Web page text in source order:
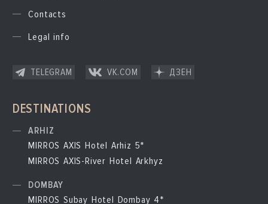
Contacts
Legal info
TELEGRAM VK.COM ДЗЕН
DESTINATIONS
ARHIZ
MIRROS AXIS Hotel Arhiz 5*
MIRROS AXIS-River Hotel Arkhyz
DOMBAY
MIRROS Subay Hotel Dombay 4*